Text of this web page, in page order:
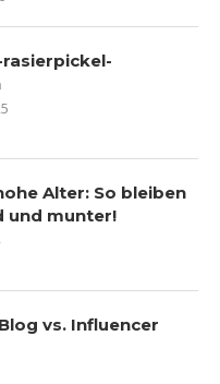
Alter: So bleiben
und munter!
vs. Influencer